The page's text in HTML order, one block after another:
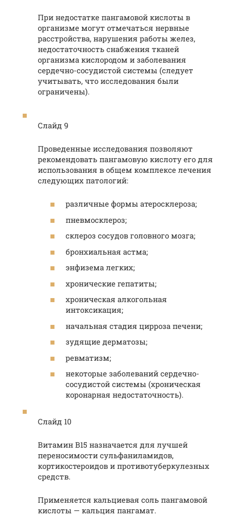
При недостатке пангамовой кислоты в
организме могут отмечаться нервные
расстройства, нарушения работы желез,
недостаточность снабжения тканей
организма кислородом и заболевания
сердечно-сосудистой системы (следует
учитывать, что исследования были
ограничены).
Слайд 9
Проведенные исследования позволяют
рекомендовать пангамовую кислоту его для
использования в общем комплексе лечения
следующих патологий:
различные формы атеросклероза;
пневмосклероз;
склероз сосудов головного мозга;
бронхиальная астма;
энфизема легких;
хронические гепатиты;
хроническая алкогольная
интоксикация;
начальная стадия цирроза печени;
зудящие дерматозы;
ревматизм;
некоторые заболеваний сердечно-
сосудистой системы (хроническая
коронарная недостаточность).
Слайд 10
Витамин B15 назначается для лучшей
переносимости сульфаниламидов,
кортикостероидов и противотуберкулезных
средств.
Применяется кальциевая соль пангамовой
кислоты — кальция пангамат.